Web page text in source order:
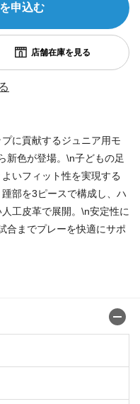
申込む
に貢献するジュニア用モ
新色が登場。\n子どもの足
いフィット性を実現する
部を3ピースで構成し、ハ
工皮革で展開。\n安定性に
合までプレーを快適にサポ